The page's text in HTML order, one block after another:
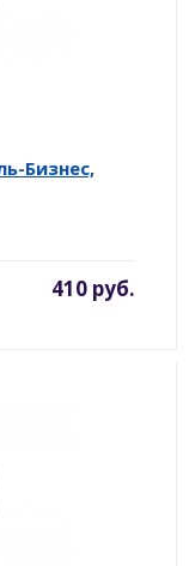
Бизнес,
410 руб.